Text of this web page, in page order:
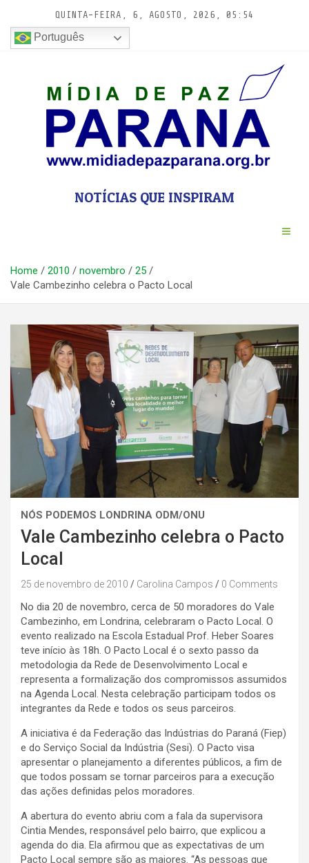
conteúdo
QUINTA-FEIRA, 6, AGOSTO, 2026, 05:54
Português
NOTÍCIAS QUE INSPIRAM
Home 2010 novembro
25
Vale Cambezinho celebra o Pacto Local
NÓS PODEMOS LONDRINA ODM/ONU
Vale Cambezinho celebra o Pacto
Local
25 de novembro de 2010 Carolina Campos 0 Comments
No dia 20 de novembro, cerca de 50 moradores do Vale
Cambezinho, em Londrina, celebraram o Pacto Local. O
evento realizado na Escola Estadual Prof. Heber Soares
teve início às 18h. O Pacto Local é o sexto passo da
metodologia da Rede de Desenvolvimento Local e
representa a formalização dos compromissos assumidos
na Agenda Local. Nesta celebração participam todos os
integrantes da Rede e todos os seus parceiros.
A iniciativa é da Federação das Indústrias do Paraná (Fiep)
e do Serviço Social da Indústria (Sesi). O Pacto visa
apresentar o planejamento a diferentes públicos, a fim de
que todos possam se tornar parceiros para a execução
das ações definidas pelos moradores.
A abertura do evento abriu com a fala da supervisora
Cintia Mendes, responsável pelo bairro, que explicou a
agenda do dia. Ela afirmou que as expectativas de um
Pacto Local sempre são as maiores. “As pessoas que